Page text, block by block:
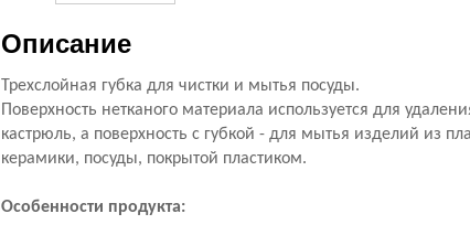
Описание
Трехслойная губка для чистки и мытья посуды.
Поверхность нетканого материала используется для
кастрюль, а поверхность с губкой - для мытья изделий из
керамики, посуды, покрытой пластиком.
Особенности продукта: